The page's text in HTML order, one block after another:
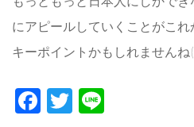
にアピールしていくことがこ
キーポイントかもしれませんね
Facebook
Twitter